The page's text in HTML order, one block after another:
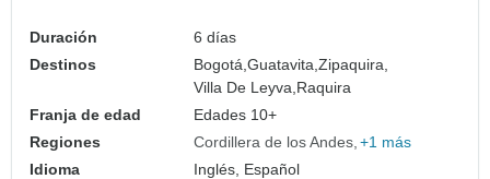
Duración
6 días
Destinos
Bogotá,Guatavita,Zipaquira,
Villa De Leyva, Raquira
Franja de edad
Edades 10+
Regiones
Cordillera de los Andes +1 más
Idioma
Inglés, Español